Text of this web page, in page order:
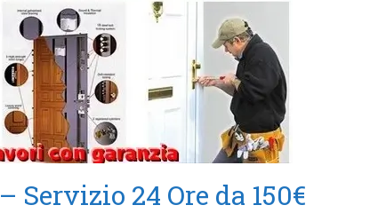
Servizio 24 Ore da 150€